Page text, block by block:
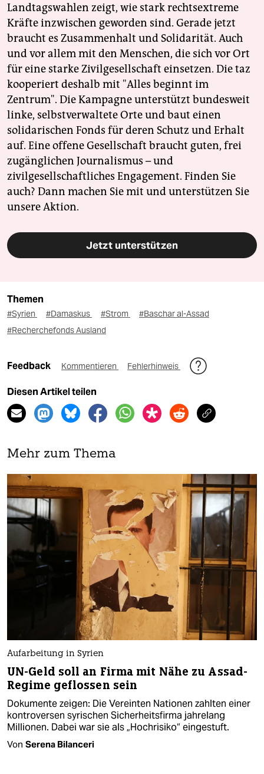
Landtagswahlen zeigt, wie stark rechtsextreme
Kräfte inzwischen geworden sind. Gerade jetzt
braucht es Zusammenhalt und Solidarität. Auch
und vor allem mit den Menschen, die sich vor Ort
für eine starke Zivilgesellschaft einsetzen. Die taz
kooperiert deshalb mit "Alles beginnt im
Zentrum". Die Kampagne unterstützt bundesweit
linke, selbstverwaltete Orte und baut einen
solidarischen Fonds für deren Schutz und Erhalt
auf. Eine offene Gesellschaft braucht guten, frei
zugänglichen Journalismus – und
zivilgesellschaftliches Engagement. Finden Sie
auch? Dann machen Sie mit und unterstützen Sie
unsere Aktion.
Jetzt unterstützen
Themen
#Syrien #Damaskus #Strom
#Baschar al-Assad
#Recherchefonds Ausland
Feedback Kommentieren Fehlerhinweis
Diesen Artikel teilen
Mehr zum Thema
Aufarbeitung in Syrien
UN-Geld soll an Firma mit Nähe zu Assad-
Regime geflossen sein
Dokumente zeigen: Die Vereinten Nationen zahlten einer
kontroversen syrischen Sicherheitsfirma jahrelang
Millionen. Dabei war sie als „Hochrisiko“ eingestuft.
Von Serena Bilanceri